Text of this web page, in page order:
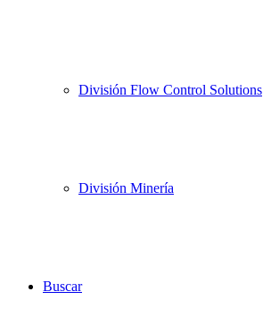
División Flow Control Solutions
División Minería
Buscar